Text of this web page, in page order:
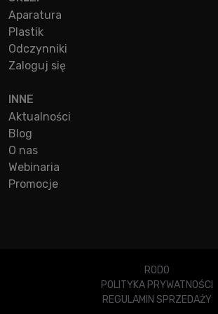
Aparatura
Plastik
Odczynniki
Zaloguj się
INNE
Aktualności
Blog
O nas
Webinaria
Promocje
RODO
POLITYKA PRYWATNOŚCI
REGULAMIN SPRZEDAŻY